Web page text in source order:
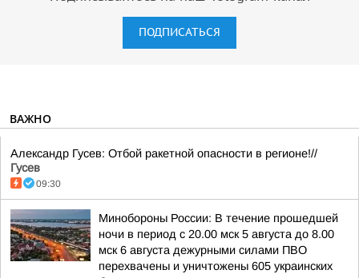
ПОДПИСАТЬСЯ
ВАЖНО
Александр Гусев: Отбой ракетной опасности в регионе!//
Гусев
09:30
Минобороны России: В течение прошедшей
ночи в период с 20.00 мск 5 августа до 8.00
мск 6 августа дежурными силами ПВО
перехвачены и уничтожены 605 украинских